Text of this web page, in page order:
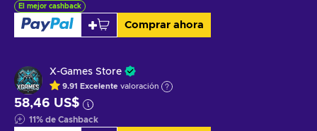
El mejor cashback
Comprar ahora
X-Games Store
9.91 Excelente valoración
58,46 US$
11% de Cashback